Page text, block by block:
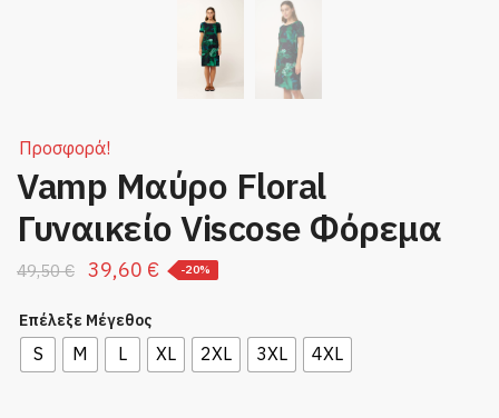
Προσφορά!
Vamp Μαύρο Floral
Γυναικείο Viscose Φόρεμα
49,50€ Original
was:
49,50 €.
39,60 €Η
είναι:
-20%
Επέλεξε Μέγεθος
S M L XL 2XL 3XL 4XL